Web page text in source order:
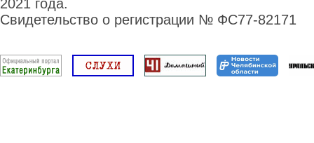
2021 года.
Свидетельство о регистрации № ФС77-82171